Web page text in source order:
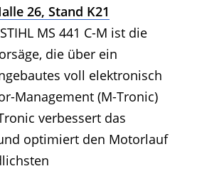
26, Stand K21
MS 441 C-M ist die
die über ein
voll elektronisch
Management (M-Tronic)
verbessert das
optimiert den Motorlauf